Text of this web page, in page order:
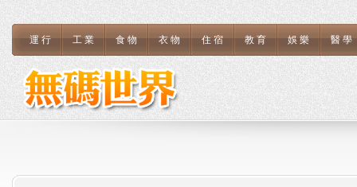
運行 工業 食物 衣物 住宿 教育 娛樂 醫學